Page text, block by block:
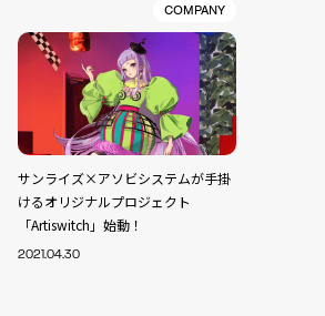
COMPANY
サンライズ×アソビシステムが手掛
けるオリジナルプロジェクト
「Artiswitch」始動！
2021.04.30